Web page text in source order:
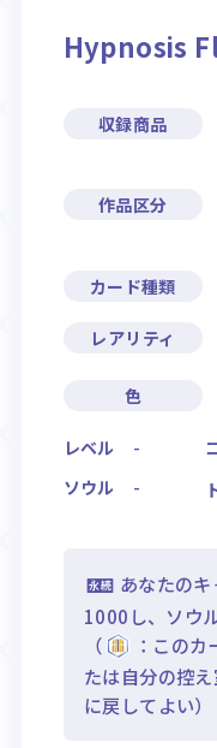
Hypnosis
収録商品
作品区分
カード種類
レアリティ
色
レベル -
ソウル
-
あなたの
1000し、ソウ
（
：この
たは自分の控
に戻してよい）